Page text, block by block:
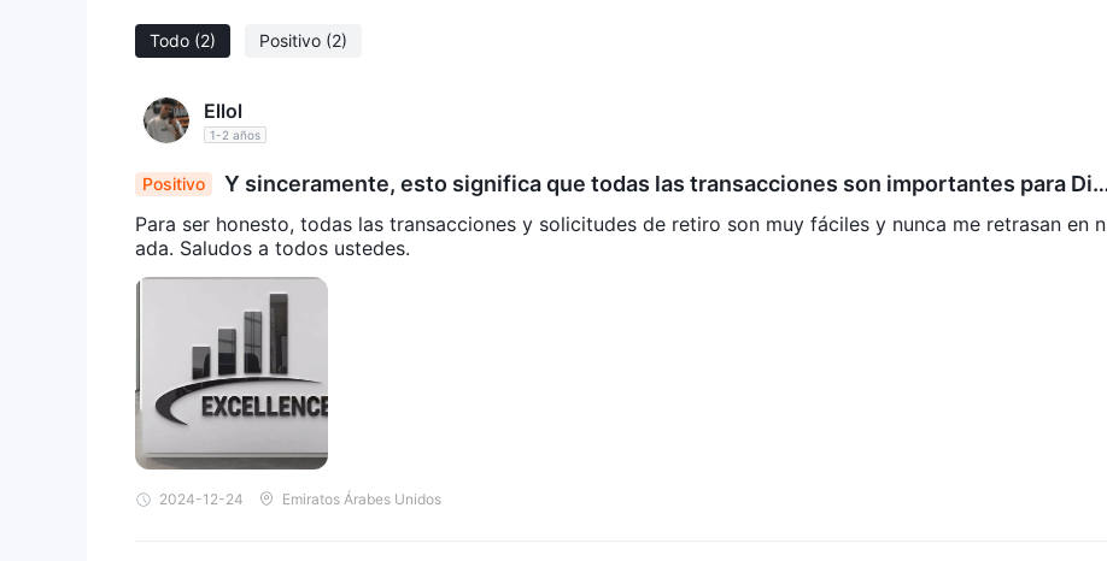
Todo (2) Positivo (2)
Ellol
1-2 años
Positivo
Y sinceramente, esto significa que todas las transacciones son importantes para Dio
s.
Para ser honesto, todas las transacciones y solicitudes de retiro son muy fáciles y nunca me retrasan en n
ada. Saludos a todos ustedes.
2024-12-24 Emiratos Árabes Unidos